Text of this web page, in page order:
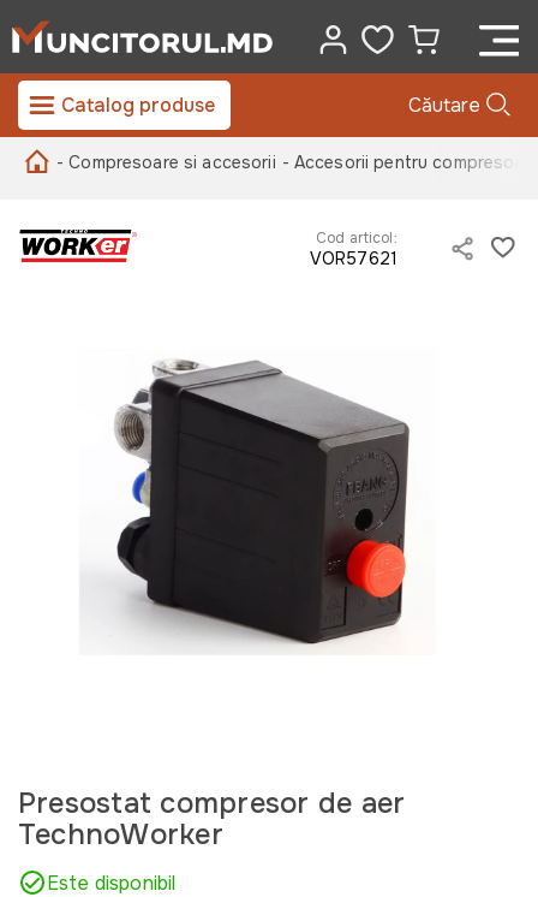
Catalog produse Căutare
- Compresoare si accesorii - Accesorii pentru
Cod articol:
VOR57621
Presostat compresor de aer
TechnoWorker
Este disponibil